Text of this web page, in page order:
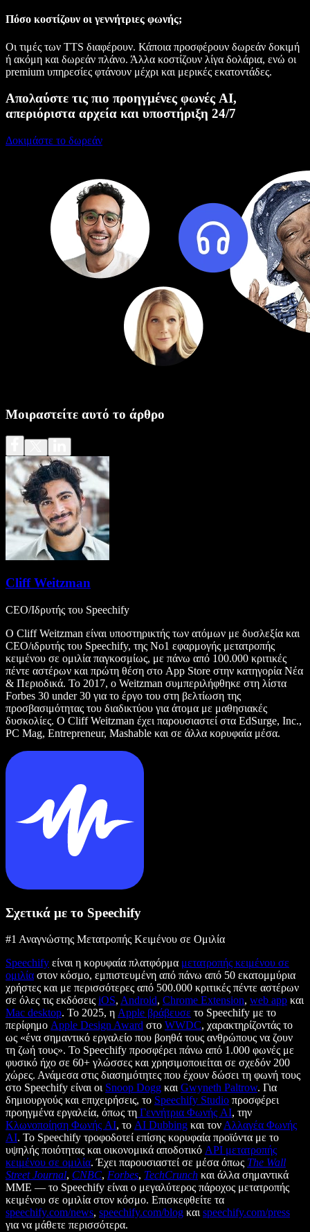
Πόσο κοστίζουν οι γεννήτριες φωνής;
Οι τιμές των TTS διαφέρουν. Κάποια προσφέρουν δωρεάν δοκιμή
ή ακόμη και δωρεάν πλάνο. Άλλα κοστίζουν λίγα δολάρια, ενώ οι
premium υπηρεσίες φτάνουν μέχρι και μερικές εκατοντάδες.
Απολαύστε τις πιο προηγμένες φωνές AI,
απεριόριστα αρχεία και υποστήριξη 24/7
Δοκιμάστε το δωρεάν
Μοιραστείτε αυτό το άρθρο
Cliff Weitzman
CEO/Ιδρυτής του Speechify
Ο Cliff Weitzman είναι υποστηρικτής των ατόμων με δυσλεξία και
CEO/ιδρυτής του Speechify, της Νο1 εφαρμογής μετατροπής
κειμένου σε ομιλία παγκοσμίως, με πάνω από 100.000 κριτικές
πέντε αστέρων και πρώτη θέση στο App Store στην κατηγορία Νέα
& Περιοδικά. Το 2017, ο Weitzman συμπεριλήφθηκε στη λίστα
Forbes 30 under 30 για το έργο του στη βελτίωση της
προσβασιμότητας του διαδικτύου για άτομα με μαθησιακές
δυσκολίες. Ο Cliff Weitzman έχει παρουσιαστεί στα EdSurge, Inc.,
PC Mag, Entrepreneur, Mashable και σε άλλα κορυφαία μέσα.
Σχετικά με το Speechify
#1 Αναγνώστης Μετατροπής Κειμένου σε Ομιλία
Speechify είναι η κορυφαία πλατφόρμα μετατροπής κειμένου σε
ομιλία στον κόσμο, εμπιστευμένη από πάνω από 50 εκατομμύρια
χρήστες και με περισσότερες από 500.000 κριτικές πέντε αστέρων
σε όλες τις εκδόσεις iOS, Android, Chrome Extension, web app και
Mac desktop. Το 2025, η Apple βράβευσε το Speechify με το
περίφημο Apple Design Award στο WWDC, χαρακτηρίζοντάς το
ως «ένα σημαντικό εργαλείο που βοηθά τους ανθρώπους να ζουν
τη ζωή τους». Το Speechify προσφέρει πάνω από 1.000 φωνές με
φυσικό ήχο σε 60+ γλώσσες και χρησιμοποιείται σε σχεδόν 200
χώρες. Ανάμεσα στις διασημότητες που έχουν δώσει τη φωνή τους
στο Speechify είναι οι Snoop Dogg καιGwyneth Paltrow. Για
δημιουργούς και επιχειρήσεις, το Speechify Studio προσφέρει
προηγμένα εργαλεία, όπως τη Γεννήτρια Φωνής AI, την
Κλωνοποίηση Φωνής AI, το AI Dubbing και τονΑλλαγέα Φωνής
AI. Το Speechify τροφοδοτεί επίσης κορυφαία προϊόντα με το
υψηλής ποιότητας και οικονομικά αποδοτικό API μετατροπής
κειμένου σε ομιλία. Έχει παρουσιαστεί σε μέσα όπως The Wall
Street Journal, CNBC, Forbes, TechCrunch και άλλα σημαντικά
ΜΜΕ — το Speechify είναι ο μεγαλύτερος πάροχος μετατροπής
κειμένου σε ομιλία στον κόσμο. Επισκεφθείτε τα
speechify.com/news, speechify.com/blog καιspeechify.com/press
για να μάθετε περισσότερα.